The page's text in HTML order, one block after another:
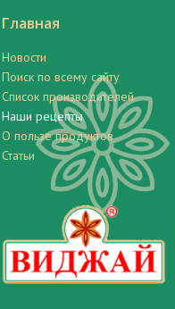
Главная
Новости
Поиск по всему сайту
Список производителей
Наши рецепты
О пользе продуктов
Статьи